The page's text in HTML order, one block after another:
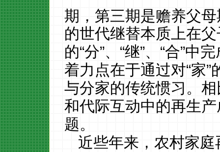
期，第三期是赡养父母
的世代继替本质上在
的“分”、“继”、“合”
着力点在于通过对“家
与分家的传统惯习。
和代际互动中的再生
题。
近些年来，农村家